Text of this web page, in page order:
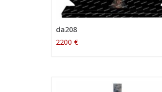
da208
2200 €